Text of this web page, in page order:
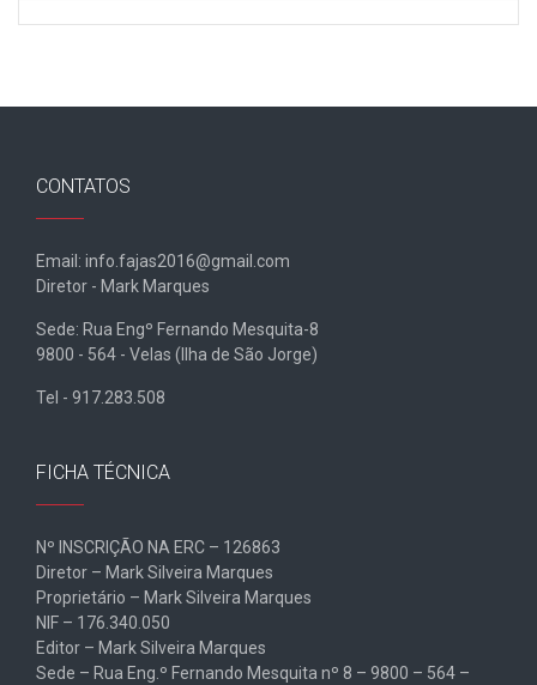
CONTATOS
Email: info.fajas2016@gmail.com
Diretor - Mark Marques
Sede: Rua Engº Fernando Mesquita-8
9800 - 564 - Velas (Ilha de São Jorge)
Tel - 917.283.508
FICHA TÉCNICA
Nº INSCRIÇÃO NA ERC – 126863
Diretor – Mark Silveira Marques
Proprietário – Mark Silveira Marques
NIF – 176.340.050
Editor – Mark Silveira Marques
Sede – Rua Eng.º Fernando Mesquita nº 8 – 9800 – 564 –